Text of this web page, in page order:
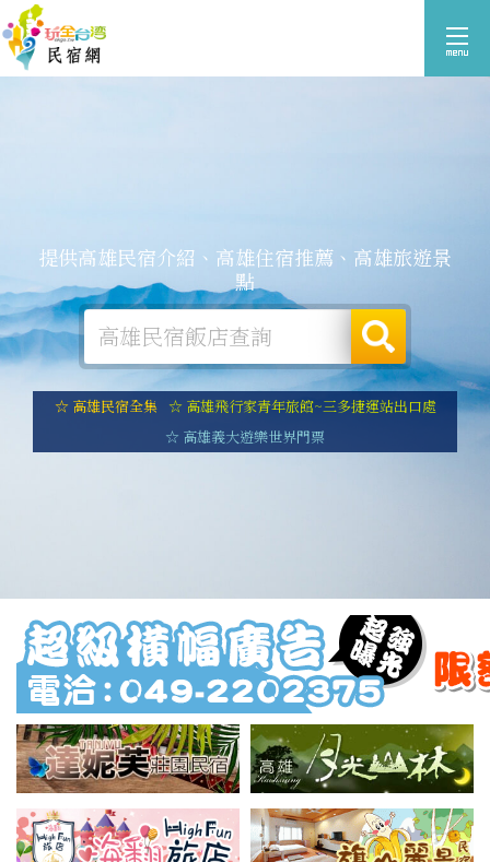
提供高雄民宿介紹、高雄住宿推薦、高雄旅遊景
點
☆ 高雄民宿全集
☆ 高雄飛行家青年旅館~三多捷運站出口處
☆ 高雄義大遊樂世界門票